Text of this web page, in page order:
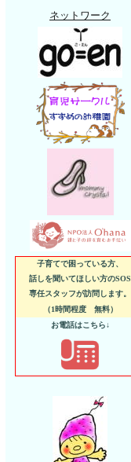
ネットワーク
子育てで困っている方、
話しを聞いてほしい方のSOS
専任スタッフが訪問します。
（1時間程度 無料）
お電話はこちら↓